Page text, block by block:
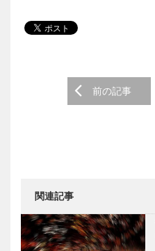
Post navigation
前の記事
関連記事